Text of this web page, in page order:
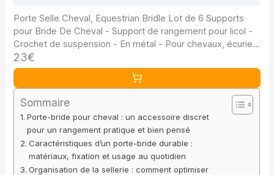
Porte Selle Cheval, Equestrian Bridle Lot de 6 Supports
pour Bride De Cheval - Support de rangement pour licol -
Crochet de suspension - En métal - Pour chevaux, écurie,
chambre de selle(Noir)
23€
Sommaire
Porte-bride pour cheval : un accessoire discret
pour un rangement pratique et bien pensé
Caractéristiques d’un porte-bride durable :
matériaux, fixation et usage au quotidien
Organisation de la sellerie : comment optimiser